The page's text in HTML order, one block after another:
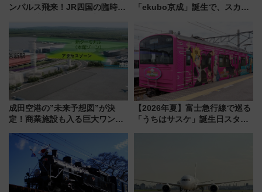
ンパルス飛来！JR四国の臨時ダ
「ekubo京成」誕生で、スカイ
新鎌ヶ谷はどう変わる？ 全テナ
ント情報も公開！
成田空港の”未来予想図”が決
定！商業施設も入る巨大ワンタ
で新型特急が品川･羽田とを結
ぶ！ JR空港駅は2面3線化！
【2026年夏】富士急行線で巡る
「うちはサスケ」誕生日スタン